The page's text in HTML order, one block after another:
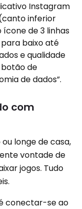
Instagram
inferior
ícone de 3 linhas
baixo até
e qualidade
botão de
de dados”.
com
longe de casa,
vontade de
jogos. Tudo
conectar-se ao